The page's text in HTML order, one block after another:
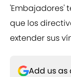
'Embajadores'
que los
extender sus
Add us as